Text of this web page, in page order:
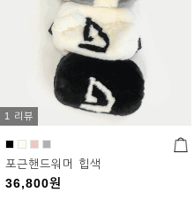
1 리뷰
포근핸드워머 힙색
36,800원